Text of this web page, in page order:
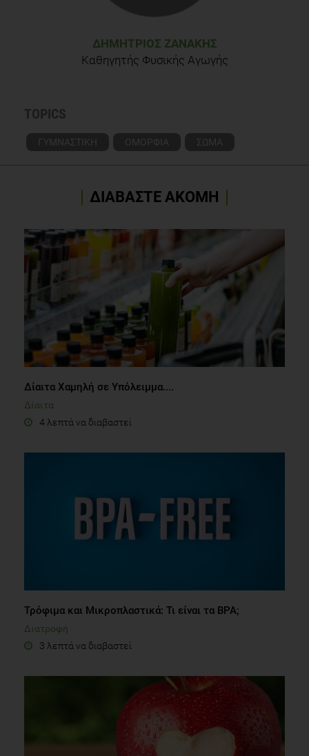
ΔΗΜΉΤΡΙΟΣ ΖΑΝΆΚΗΣ
Καθηγητής Φυσικής Αγωγής
TOPICS
ΓΥΜΝΑΣΤΙΚΗ ΟΜΟΡΦΙΑ ΣΩΜΑ
ΔΙΑΒΑΣΤΕ ΑΚΟΜΗ
Δίαιτα Χαμηλή σε Υπόλειμμα....
Δίαιτα
4 λεπτά να διαβαστεί
Τρόφιμα και Μικροπλαστικά: Τι είναι τα BPA;
Διατροφή
3 λεπτά να διαβαστεί